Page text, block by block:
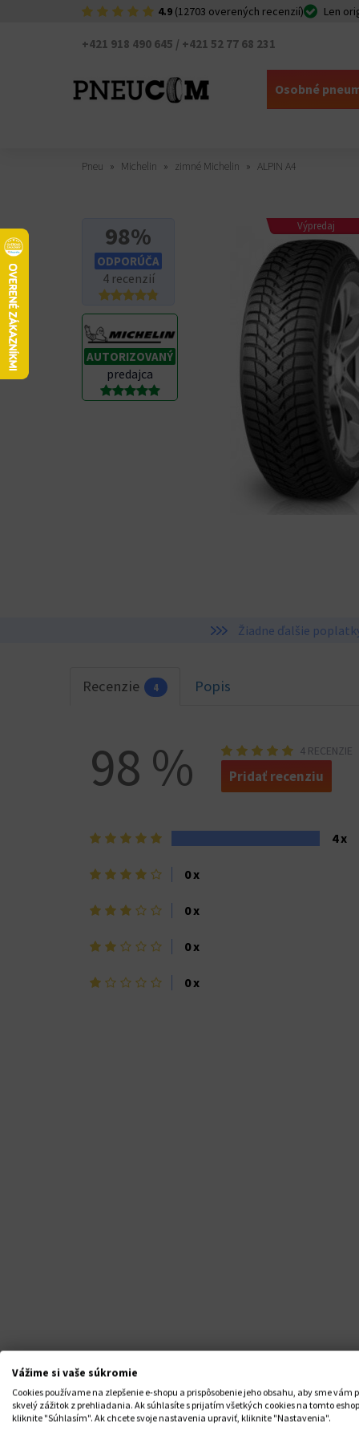
4.9 (12703 overených recenzií) Len
+421 918 490 645 / +421 52 77 68 231
Osobné
Pneu Michelin zimné Michelin ALPIN A4
98%
ODPORÚČA
4 recenzií
AUTORIZOVANÝ
predajca
Výpredaj
Žiadne ďalšie
Recenzie 4 Popis
98 % 4 RECENZIE
Pridať recenziu
5
4 x
4
0 x
3
0 x
2
0 x
1
0 x
Výpredaj
Vážime si vaše súkromie
Cookies používame na zlepšenie e-shopu a prispôsobenie jeho obsahu, aby sme vám
skvelý zážitok z prehliadania. Ak súhlasíte s prijatím všetkých cookies na tomto
kliknite "Súhlasím". Ak chcete svoje nastavenia upraviť, kliknite "Nastavenia".